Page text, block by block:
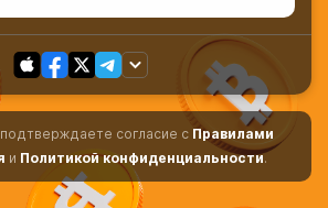
согласие с Правилами
и Политикой конфиденциальности.